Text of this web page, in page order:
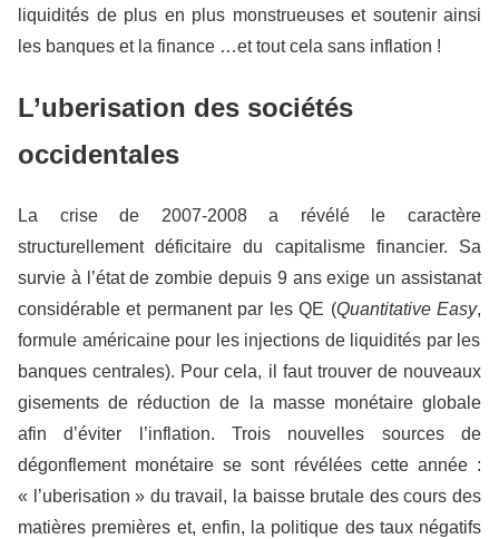
liquidités de plus en plus monstrueuses et soutenir ainsi
les banques et la finance …et tout cela sans inflation !
L’uberisation des sociétés
occidentales
La crise de 2007-2008 a révélé le caractère
structurellement déficitaire du capitalisme financier. Sa
survie à l’état de zombie depuis 9 ans exige un assistanat
considérable et permanent par les QE (Quantitative Easy,
formule américaine pour les injections de liquidités par les
banques centrales). Pour cela, il faut trouver de nouveaux
gisements de réduction de la masse monétaire globale
afin d’éviter l’inflation. Trois nouvelles sources de
dégonflement monétaire se sont révélées cette année :
« l’uberisation » du travail, la baisse brutale des cours des
matières premières et, enfin, la politique des taux négatifs